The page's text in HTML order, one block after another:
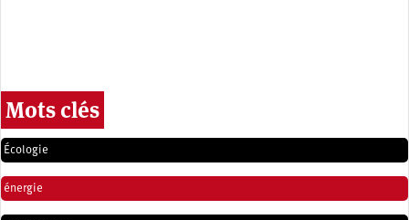
Mots clés
Écologie
énergie